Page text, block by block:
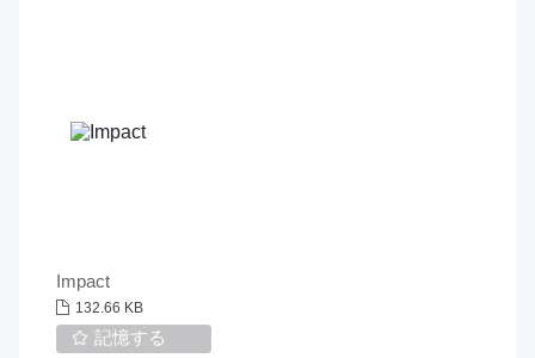
Impact
132.66 KB
記憶する